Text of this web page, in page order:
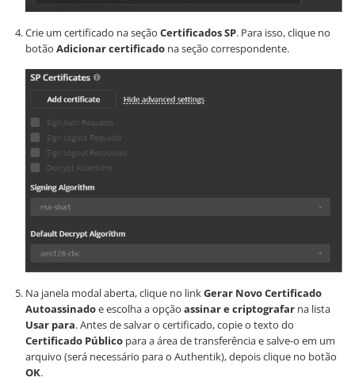
Crie um certificado na seção Certificados SP. Para isso, clique no
botão Adicionar certificado na seção correspondente.
Na janela modal aberta, clique no linkGerar Novo Certificado
Autoassinadoe escolha a opção assinar e criptografar na lista
Usar para. Antes de salvar o certificado, copie o texto do
Certificado Público para a área de transferência e salve-o em um
arquivo (será necessário para o Authentik), depois clique no botão
OK.